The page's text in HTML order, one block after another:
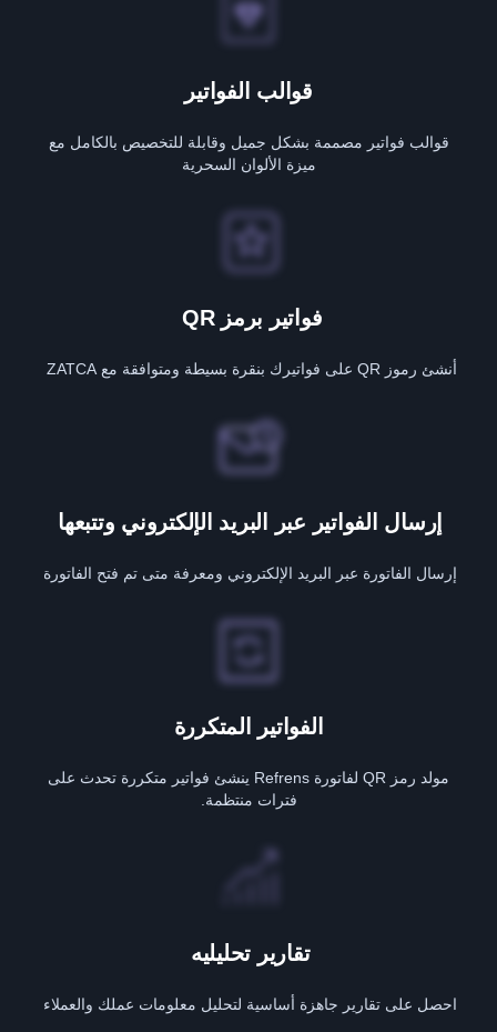
قوالب الفواتير
قوالب فواتير مصممة بشكل جميل وقابلة للتخصيص بالكامل مع
ميزة الألوان السحرية
فواتير برمز QR
أنشئ رموز QR على فواتيرك بنقرة بسيطة ومتوافقة مع ZATCA
إرسال الفواتير عبر البريد الإلكتروني وتتبعها
إرسال الفاتورة عبر البريد الإلكتروني ومعرفة متى تم فتح الفاتورة
الفواتير المتكررة
مولد رمز QR لفاتورة Refrens ينشئ فواتير متكررة تحدث على
فترات منتظمة.
تقارير تحليليه
احصل على تقارير جاهزة أساسية لتحليل معلومات عملك والعملاء